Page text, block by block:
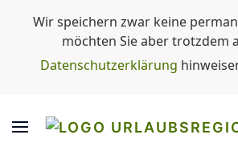
Wir speichern zwar keine
möchten Sie aber trotzdem
Datenschutzerklärung